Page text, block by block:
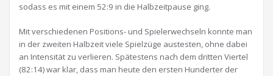
sodass es mit einem 52:9 in die Halbzeitpause ging.
Mit verschiedenen Positions- und Spielerwechseln konnte man
in der zweiten Halbzeit viele Spielzüge austesten, ohne dabei
an Intensität zu verlieren. Spätestens nach dem dritten Viertel
(82:14) war klar, dass man heute den ersten Hunderter der